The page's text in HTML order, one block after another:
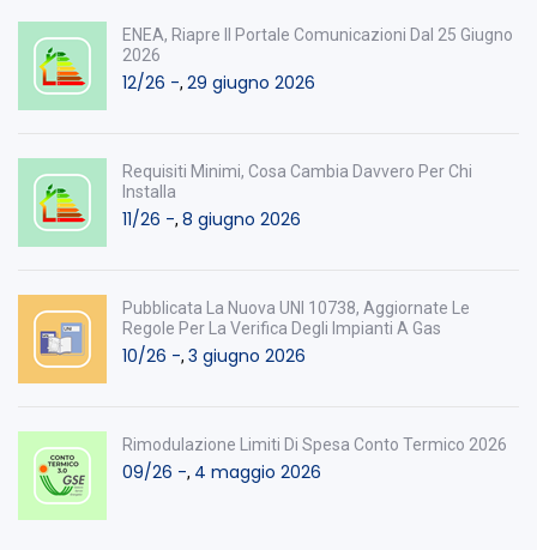
ENEA, Riapre Il Portale Comunicazioni Dal 25 Giugno
2026
12/26 -, 29 giugno 2026
Requisiti Minimi, Cosa Cambia Davvero Per Chi
Installa
11/26 -, 8 giugno 2026
Pubblicata La Nuova UNI 10738, Aggiornate Le
Regole Per La Verifica Degli Impianti A Gas
10/26 -, 3 giugno 2026
Rimodulazione Limiti Di Spesa Conto Termico 2026
09/26 -, 4 maggio 2026